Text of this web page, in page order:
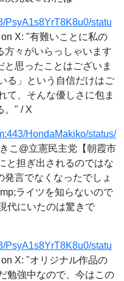
PsyA1s8YrT8K8u0/statu
X: "有難いことに私の
方々がいらっしゃいます
思ったことはございま
る」という自信だけはご
て、そんな優しさに包ま
。" / X
HondaMakiko/status/
こ@立憲民主党【朝霞市
と担ぎ出されるのではな
言でなくなったでしょ
ライツを知らないので
代にいたのは驚きで
PsyA1s8YrT8K8u0/statu
X: "オリジナル作品の
勉強中なので、今はこの